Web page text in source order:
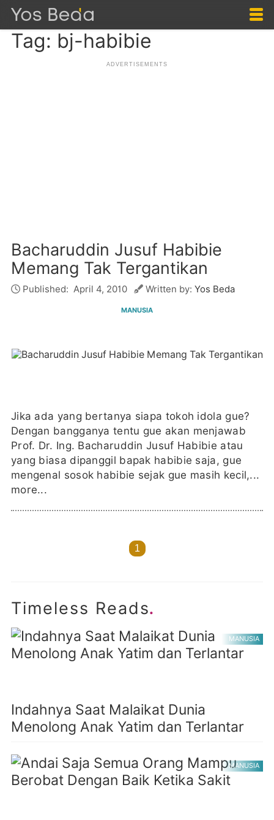
Tag: bj-habibie
Bacharuddin Jusuf Habibie
Memang Tak Tergantikan
Published: April 4, 2010 Written by: Yos Beda
MANUSIA
Jika ada yang bertanya siapa tokoh idola gue?
Dengan bangganya tentu gue akan menjawab
Prof. Dr. Ing. Bacharuddin Jusuf Habibie atau
yang biasa dipanggil bapak habibie saja, gue
mengenal sosok habibie sejak gue masih kecil,...
more...
1
Timeless Reads.
MANUSIA
Indahnya Saat Malaikat Dunia
Menolong Anak Yatim dan Terlantar
MANUSIA